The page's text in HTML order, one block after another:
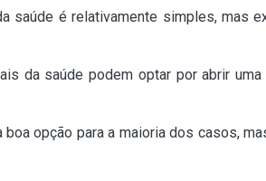
saúde é relativamente simples, mas
da saúde podem optar por abrir
boa opção para a maioria dos casos,